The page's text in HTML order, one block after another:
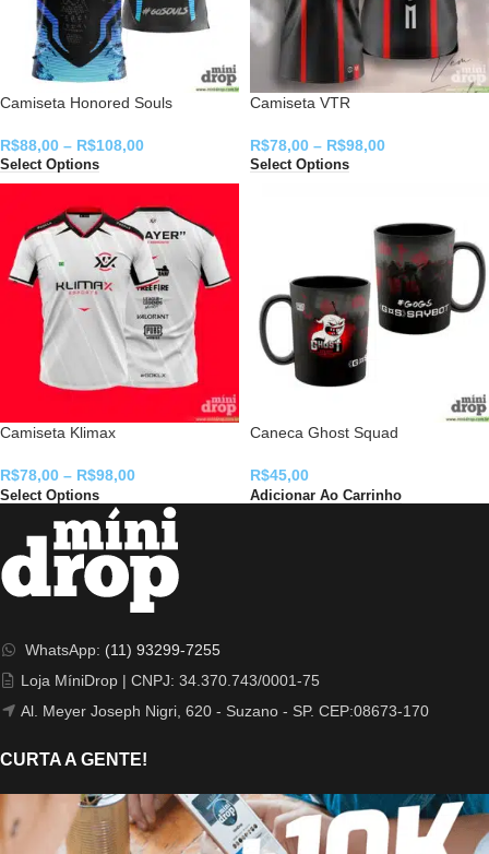
Camiseta Honored Souls
R$88,00 – R$108,00
Select Options
Camiseta VTR
R$78,00 – R$98,00
Select Options
Camiseta Klimax
R$78,00 – R$98,00
Select Options
Caneca Ghost Squad
R$45,00
Adicionar Ao Carrinho
WhatsApp: (11) 93299-7255
Loja MíniDrop | CNPJ: 34.370.743/0001-75
Al. Meyer Joseph Nigri, 620 - Suzano - SP. CEP:08673-170
CURTA A GENTE!